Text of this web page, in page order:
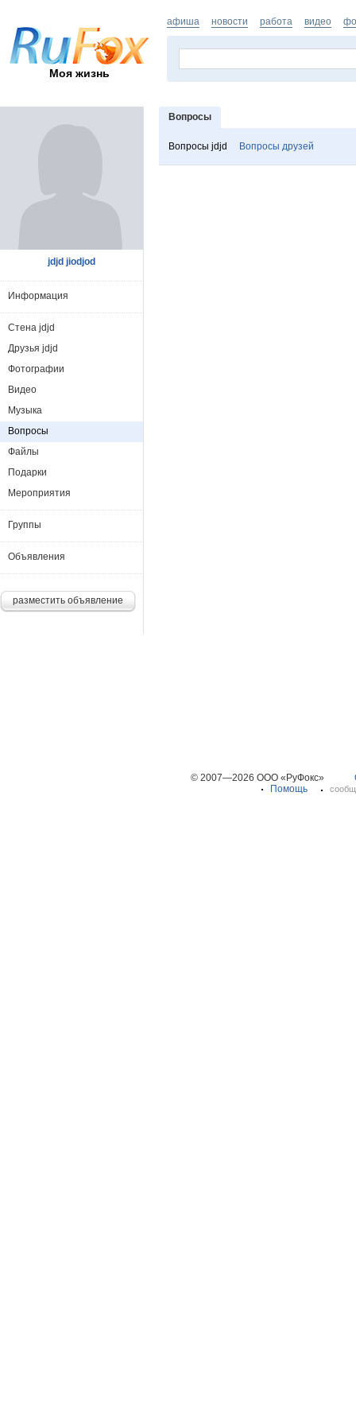
Моя жизнь
афиша новости работа видео
Вопросы
Вопросы jdjd Вопросы друзей
jdjd jiodjod
Информация
Стена jdjd
Друзья jdjd
Фотографии
Видео
Музыка
Вопросы
Файлы
Подарки
Мероприятия
Группы
Объявления
разместить объявление
© 2007—2026 ООО «РуФокс»
Помощь